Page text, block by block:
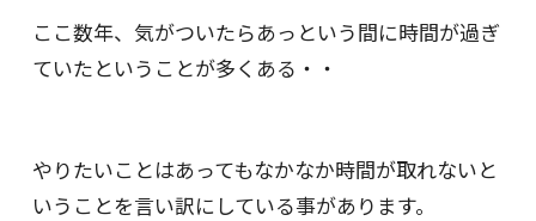
ここ数年、気がついたらあっという間に時間が過ぎ
ていたということが多くある・・
やりたいことはあってもなかなか時間が取れないと
いうことを言い訳にしている事があります。